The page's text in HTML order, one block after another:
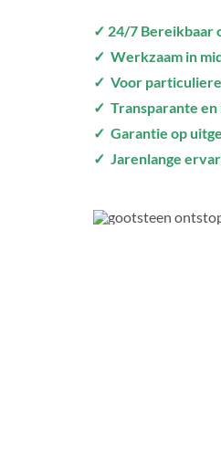
✓ 24/7 Bereikbaar
✓ Werkzaam in
✓ Voor
✓ Transparante
✓ Garantie op
✓ Jarenlange